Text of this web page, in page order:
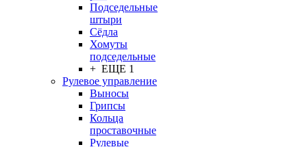
Подседельные
штыри
Сёдла
Хомуты
подседельные
+ ЕЩЕ 1
Рулевое управление
Выносы
Грипсы
Кольца
проставочные
Рулевые